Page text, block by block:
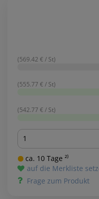
(569.42 € / St)
(555.77 € / St)
(542.77 € / St)
Menge
ca. 10 Tage ²⁾
auf die Merkliste
Frage zum Produkt